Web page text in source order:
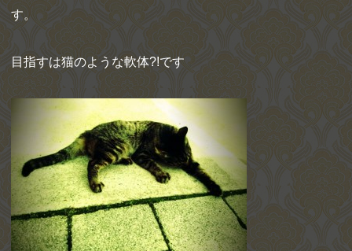
す。
目指すは猫のような軟体?!です